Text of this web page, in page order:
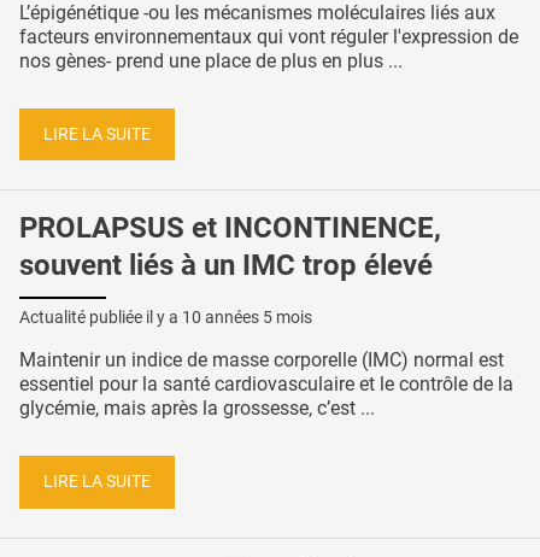
L’épigénétique -ou les mécanismes moléculaires liés aux
facteurs environnementaux qui vont réguler l'expression de
nos gènes- prend une place de plus en plus ...
LIRE LA SUITE
PROLAPSUS et INCONTINENCE,
souvent liés à un IMC trop élevé
Actualité publiée il y a 10 années 5 mois
Maintenir un indice de masse corporelle (IMC) normal est
essentiel pour la santé cardiovasculaire et le contrôle de la
glycémie, mais après la grossesse, c’est ...
LIRE LA SUITE